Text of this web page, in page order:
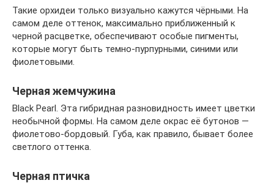
Такие орхидеи только визуально кажутся чёрными. На
самом деле оттенок, максимально приближенный к
черной расцветке, обеспечивают особые пигменты,
которые могут быть темно-пурпурными, синими или
фиолетовыми.
Черная жемчужина
Black Pearl. Эта гибридная разновидность имеет цветки
необычной формы. На самом деле окрас её бутонов —
фиолетово-бордовый. Губа, как правило, бывает более
светлого оттенка.
Черная птичка